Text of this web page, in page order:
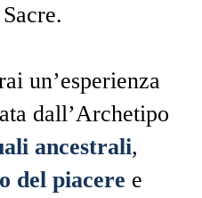
un’esperienza
dall’Archetipo
ancestrali,
del piacere e